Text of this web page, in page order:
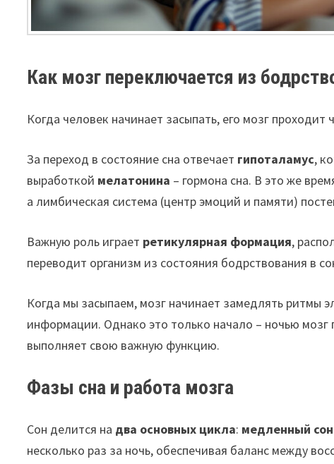
Как мозг переключается из
Когда человек начинает засыпать, его мозг проходит
За переход в состояние сна отвечает гипоталамус,
выработкой мелатонина – гормона сна. В это же
а лимбическая система (центр эмоций и памяти)
Важную роль играет ретикулярная формация,
переводит организм из состояния бодрствования в
Когда мы засыпаем, мозг начинает замедлять ритмы
информации. Однако это только начало – ночью
выполняет свою важную функцию.
Фазы сна и работа мозга
Сон делится на два основных цикла: медленный сон
несколько раз за ночь, обеспечивая баланс между